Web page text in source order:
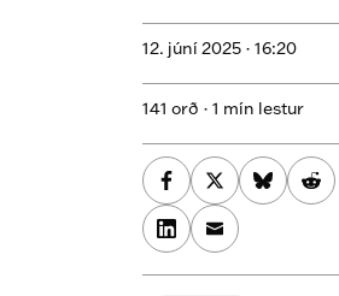
12. júní 2025 · 16:20
141 orð · 1 mín lestur